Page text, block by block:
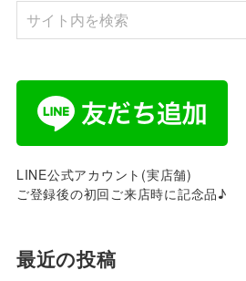
LINE公式アカウント(実店舗)
ご登録後の初回ご来店時に記念品♪
最近の投稿